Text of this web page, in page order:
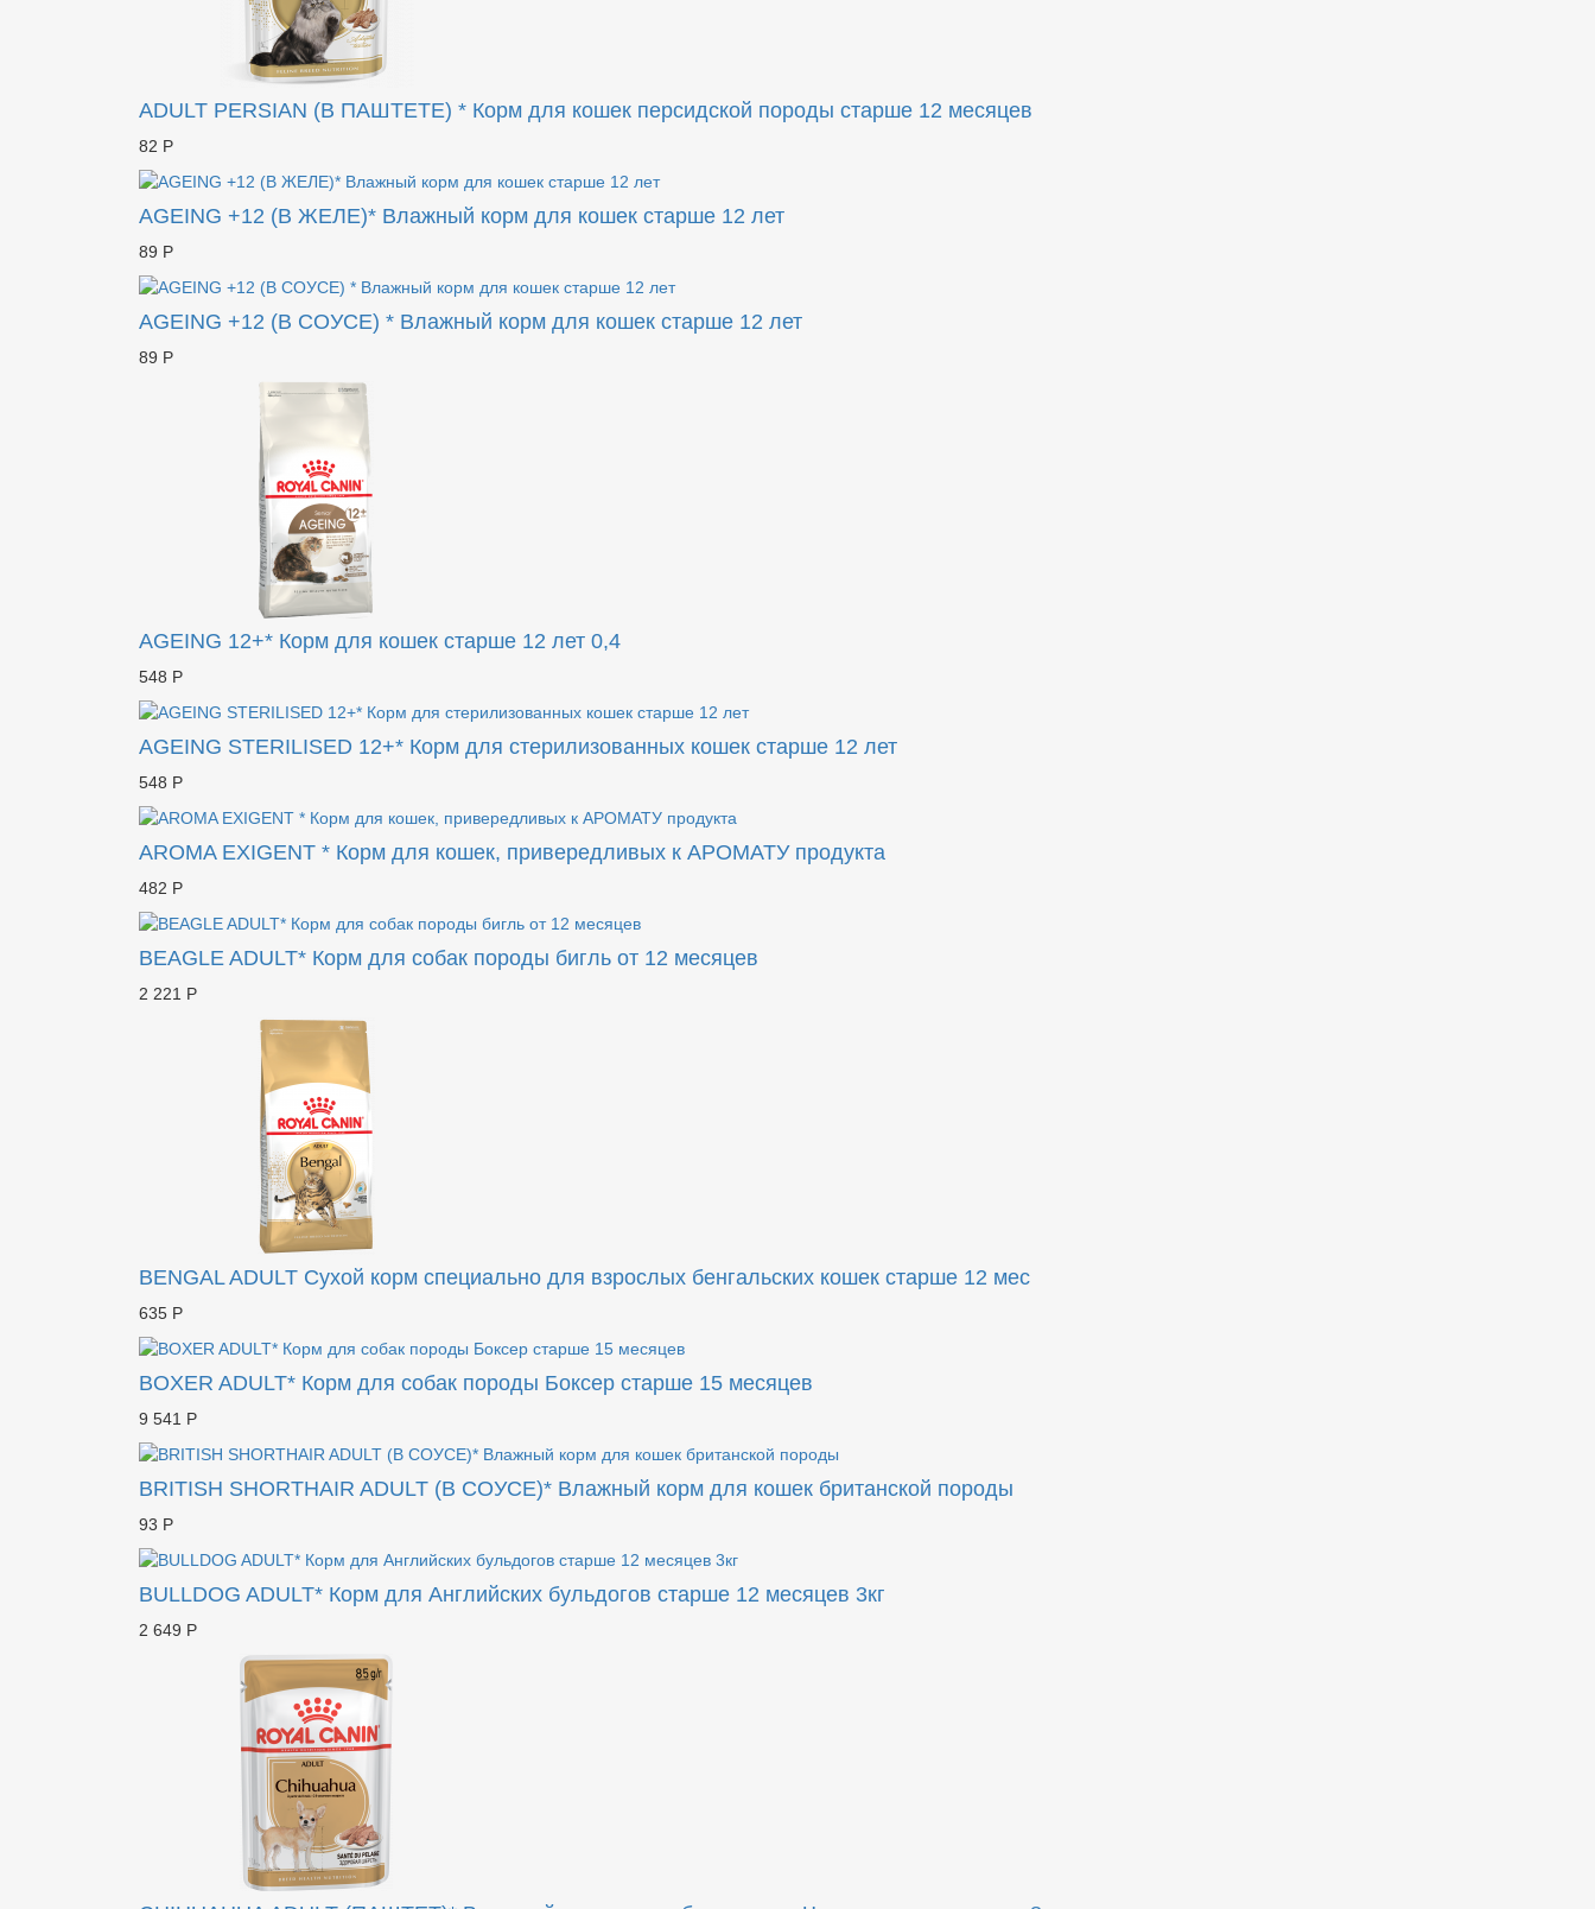
ADULT PERSIAN (В ПАШТЕТЕ) * Корм для кошек персидской породы старше 12 месяцев
82 Р
AGEING +12 (В ЖЕЛЕ)* Влажный корм для кошек старше 12 лет
89 Р
AGEING +12 (В СОУСЕ) * Влажный корм для кошек старше 12 лет
89 Р
AGEING 12+* Корм для кошек старше 12 лет 0,4
548 Р
AGEING STERILISED 12+* Корм для стерилизованных кошек старше 12 лет
548 Р
AROMA EXIGENT * Корм для кошек, привередливых к АРОМАТУ продукта
482 Р
BEAGLE ADULT* Корм для собак породы бигль от 12 месяцев
2 221 Р
BENGAL ADULT Сухой корм специально для взрослых бенгальских кошек старше 12 мес
635 Р
BOXER ADULT* Корм для собак породы Боксер старше 15 месяцев
9 541 Р
BRITISH SHORTHAIR ADULT (В СОУСЕ)* Влажный корм для кошек британской породы
93 Р
BULLDOG ADULT* Корм для Английских бульдогов старше 12 месяцев 3кг
2 649 Р